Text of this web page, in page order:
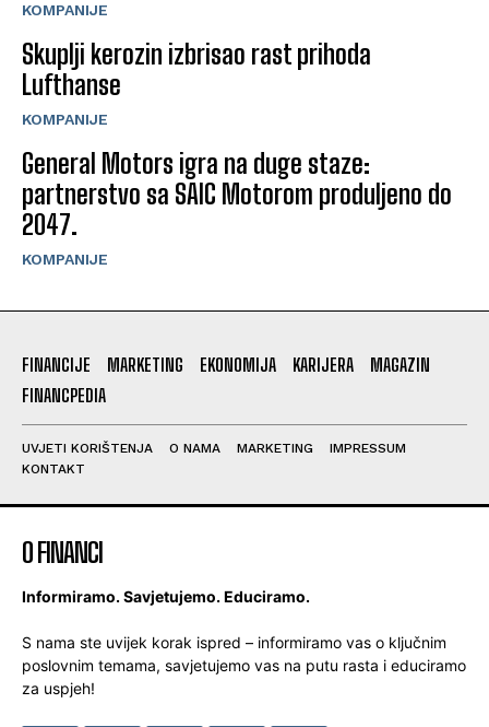
KOMPANIJE
Skuplji kerozin izbrisao rast prihoda
Lufthanse
KOMPANIJE
General Motors igra na duge staze:
partnerstvo sa SAIC Motorom produljeno do
2047.
KOMPANIJE
FINANCIJE MARKETING EKONOMIJA KARIJERA
MAGAZIN
FINANCPEDIA
UVJETI KORIŠTENJA O NAMA MARKETING
IMPRESSUM
KONTAKT
O FINANCI
Informiramo. Savjetujemo. Educiramo.
S nama ste uvijek korak ispred – informiramo vas o ključnim
poslovnim temama, savjetujemo vas na putu rasta i educiramo
za uspjeh!